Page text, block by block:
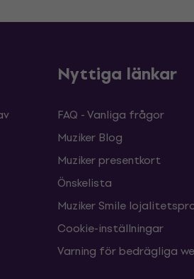
Nyttiga länkar
FAQ - Vanliga frågor
Muziker Blog
Muziker presentkort
Önskelista
Muziker Smile
Cookie-inställningar
Varning för bedrägliga